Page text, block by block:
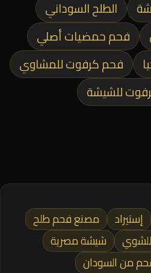
الطلح السوداني
فحم حمضيات أصلي
فحم كرفوت للمشاوي
للشيشة
إستيراد
مصنع فحم طلح
شيشة مصرية
من السودان